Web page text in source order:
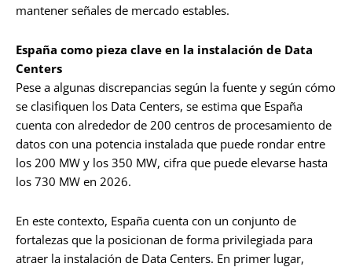
mantener señales de mercado estables.
España como pieza clave en la instalación de Data
Centers
Pese a algunas discrepancias según la fuente y según cómo
se clasifiquen los Data Centers, se estima que España
cuenta con alrededor de 200 centros de procesamiento de
datos con una potencia instalada que puede rondar entre
los 200 MW y los 350 MW, cifra que puede elevarse hasta
los 730 MW en 2026.
En este contexto, España cuenta con un conjunto de
fortalezas que la posicionan de forma privilegiada para
atraer la instalación de Data Centers. En primer lugar,